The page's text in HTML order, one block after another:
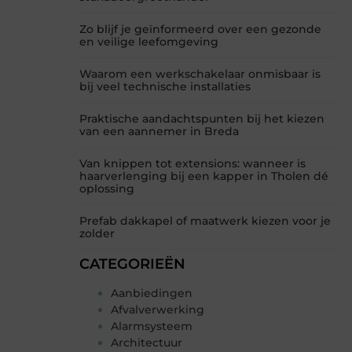
Zo blijf je geïnformeerd over een gezonde
en veilige leefomgeving
Waarom een werkschakelaar onmisbaar is
bij veel technische installaties
Praktische aandachtspunten bij het kiezen
van een aannemer in Breda
Van knippen tot extensions: wanneer is
haarverlenging bij een kapper in Tholen dé
oplossing
Prefab dakkapel of maatwerk kiezen voor je
zolder
CATEGORIEËN
Aanbiedingen
Afvalverwerking
Alarmsysteem
Architectuur